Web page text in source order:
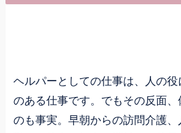
ヘルパーとしての仕事は、人の
のある仕事です。でもその反面、
のも事実。早朝からの訪問介護